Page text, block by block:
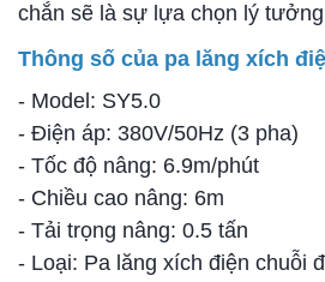
chắn sẽ là sự lựa chọn lý
Thông số của pa lăng xích
- Model: SY5.0
- Điện áp: 380V/50Hz (3 pha)
- Tốc độ nâng: 6.9m/phút
- Chiều cao nâng: 6m
- Tải trọng nâng: 0.5 tấn
- Loại: Pa lăng xích điện chuỗi